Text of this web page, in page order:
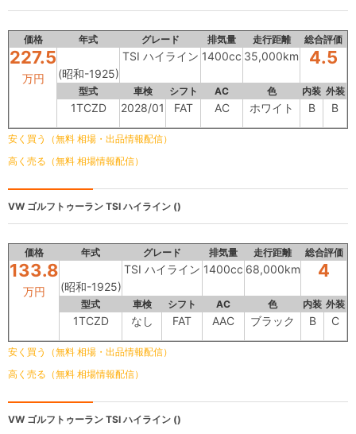
価格 年式 グレード 排気量 走行距離 総合評価
227.5
万円 (昭和-1925)
TSI ハイライン 1400cc 35,000km 4.5
型式 車検 シフト AC 色 内装 外装
1TCZD 2028/01 FAT AC ホワイト B B
安く買う（無料 相場・出品情報配信）
高く売る（無料 相場情報配信）
VW ゴルフトゥーラン TSI ハイライン ()
価格 年式 グレード 排気量 走行距離 総合評価
133.8
万円 (昭和-1925)
TSI ハイライン 1400cc 68,000km 4
型式 車検 シフト AC 色 内装 外装
1TCZD なし FAT AAC ブラック B C
安く買う（無料 相場・出品情報配信）
高く売る（無料 相場情報配信）
VW ゴルフトゥーラン TSI ハイライン ()